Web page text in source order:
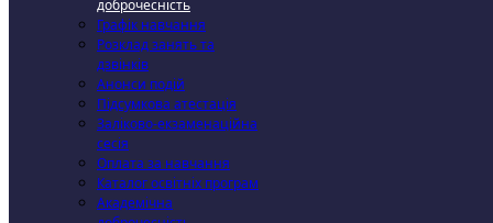
доброчесність
Графік навчання
Розклад занять та
дзвінків
Анонси подій
Підсумкова атестація
Заліково-екзаменаційна
сесія
Оплата за навчання
Каталог освітніх програм
Академічна